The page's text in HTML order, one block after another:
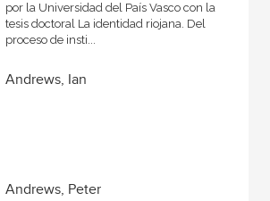
por la Universidad del País Vasco con la
tesis doctoral La identidad riojana. Del
proceso de insti...
Andrews, Ian
Andrews, Peter